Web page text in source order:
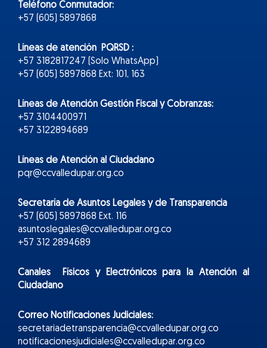
Teléfono Conmutador:
+57 (605) 5897868
Líneas de atención PQRSD :
+57 3182817247 (Solo WhatsApp)
+57 (605) 5897868 Ext: 101, 163
Líneas de Atención Gestión Fiscal y Cobranzas:
+57 3104400971
+57 3122894689
Líneas de Atención al Ciudadano
pqr@ccvalledupar.org.co
Secretaría de Asuntos Legales y de Transparencia
+57 (605) 5897868 Ext. 116
asuntoslegales@ccvalledupar.org.co
+57 312 2894689
Canales Físicos yElectrónicospara la Atención al
Ciudadano
Correo Notificaciones Judiciales:
secretariadetransparencia@ccvalledupar.org.co
notificacionesjudiciales@ccvalledupar.org.co